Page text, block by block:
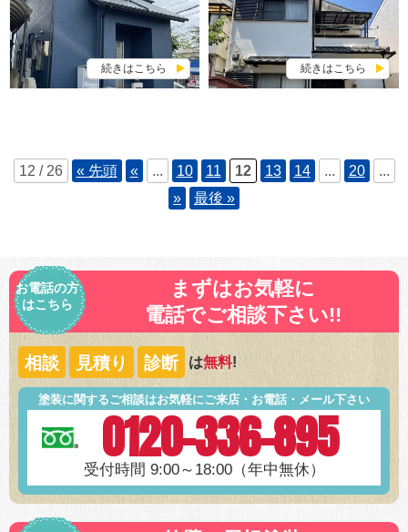
続きはこちら 続きはこちら
12 / 26 « 先頭 « ... 10 11 12 13 14 ... 20
...
»
最後 »
お電話の方
はこちら
まずはお気軽に
電話でご相談下さい!!
相談 見積り 診断 は無料!
塗装に関するご相談はお気軽にご来店・お電話・メール下さい
0120-336-895
受付時間 9:00～18:00（年中無休）